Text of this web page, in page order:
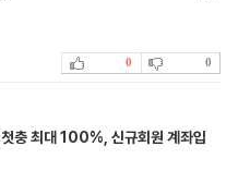
0 0
충 최대 100%, 신규회원 계좌입